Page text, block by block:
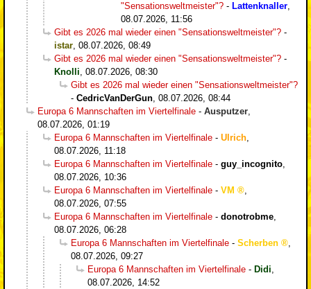
"Sensationsweltmeister"? - Lattenknaller
08.07.2026, 11:56
Gibt es 2026 mal wieder einen "Sensationsweltmeister"? -
istar 08.07.2026, 08:49
Gibt es 2026 mal wieder einen "Sensationsweltmeister"? -
Knolli 08.07.2026, 08:30
Gibt es 2026 mal wieder einen "Sensationsweltmeister"?
- CedricVanDerGun 08.07.2026, 08:44
Europa 6 Mannschaften im Viertelfinale - Ausputzer
08.07.2026, 01:19
Europa 6 Mannschaften im Viertelfinale - Ulrich
08.07.2026, 11:18
Europa 6 Mannschaften im Viertelfinale - guy_incognito
08.07.2026, 10:36
Europa 6 Mannschaften im Viertelfinale - VM
08.07.2026, 07:55
Europa 6 Mannschaften im Viertelfinale - donotrobme
08.07.2026, 06:28
Europa 6 Mannschaften im Viertelfinale - Scherben
08.07.2026, 09:27
Europa 6 Mannschaften im Viertelfinale - Didi
08.07.2026, 14:52